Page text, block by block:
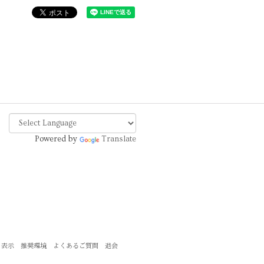
Powered by Translate
示 推奨環境 よくあるご質問 退会